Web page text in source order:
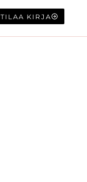
TILAA KIRJA